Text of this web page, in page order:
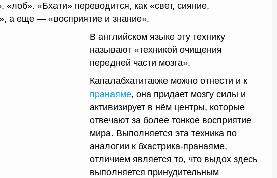
«лоб». «Бхати» переводится, как «свет, сияние,
а еще — «восприятие и знание».
В английском языке эту технику
называют «техникой очищения
передней части мозга».
Капалабхатитакже можно отнести и к
пранаяме, она придает мозгу силы и
активизирует в нём центры, которые
отвечают за более тонкое восприятие
мира. Выполняется эта техника по
аналогии к бхастрика-пранаяме,
отличием является то, что выдох здесь
выполняется принудительным